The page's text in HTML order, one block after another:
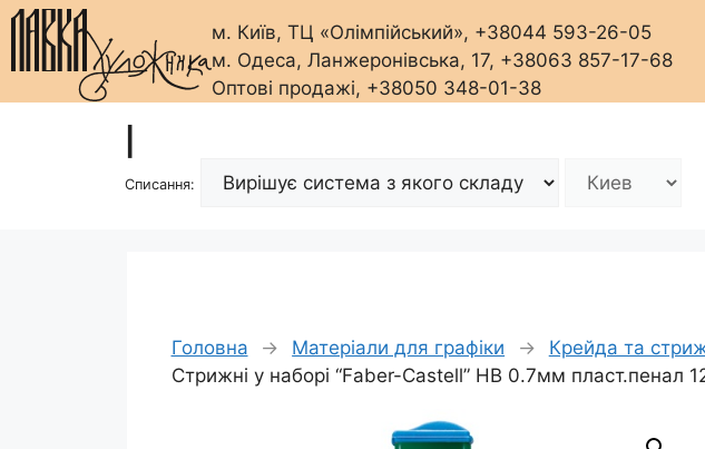
м. Київ, ТЦ «Олімпійський», +38044 593-26-05
м. Одеса, Ланжеронівська, 17, +38063 857-17-68
Оптові продажі, +38050 348-01-38
Списання:
Головна → Матеріали для графіки → Крейда та
Стрижні у наборі “Faber-Castell” HB 0.7мм пласт.пенал